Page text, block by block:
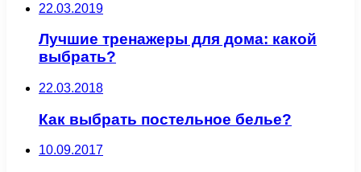
22.03.2019
Лучшие тренажеры для дома: какой
выбрать?
22.03.2018
Как выбрать постельное белье?
10.09.2017